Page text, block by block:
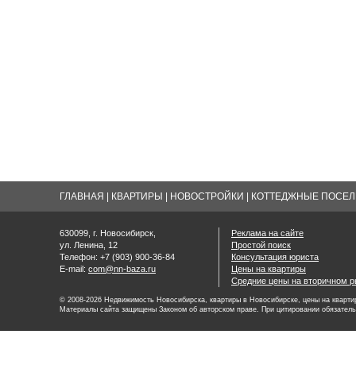
ГЛАВНАЯ КВАРТИРЫ НОВОСТРОЙКИ КОТТЕДЖНЫЕ
630099, г. Новосибирск,
ул. Ленина, 12
Телефон: +7 (903) 900-36-84
E-mail: com@nn-baza.ru
Реклама на сайте
Простой поиск
Консультация юриста
Цены на квартиры
Средние цены на вторичном
© 2008-2026 Недвижимость Новосибирска, квартиры в Новосибирске, цены на
Материалы сайта защищены Законом об авторском праве. При цитировании